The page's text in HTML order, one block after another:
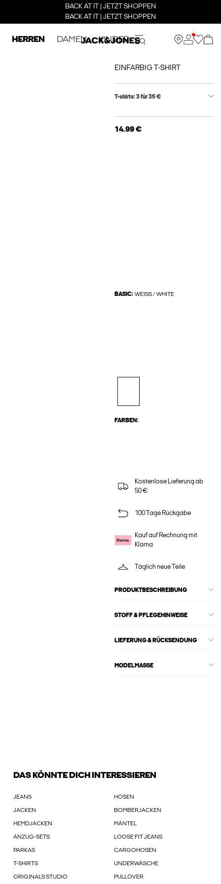
BACK AT IT | JETZT SHOPPEN
BACK AT IT | JETZT SHOPPEN
HERREN DAMEN KINDER
EINFARBIG T-SHIRT
T-shirts: 3 für 35 €
14.99 €
BASIC: WEISS / WHITE
FARBEN:
Kostenlose Lieferung ab
50 €
100 Tage Rückgabe
Kauf auf Rechnung mit
Klarna
Täglich neue Teile
PRODUKTBESCHREIBUNG
STOFF & PFLEGEHINWEISE
LIEFERUNG & RÜCKSENDUNG
MODELMASSE
DAS KÖNNTE DICH INTERESSIEREN
JEANS HOSEN
JACKEN BOMBERJACKEN
HEMDJACKEN MÄNTEL
ANZUG-SETS LOOSE FIT JEANS
PARKAS CARGOHOSEN
T-SHIRTS UNDERWÄSCHE
ORIGINALS STUDIO PULLOVER